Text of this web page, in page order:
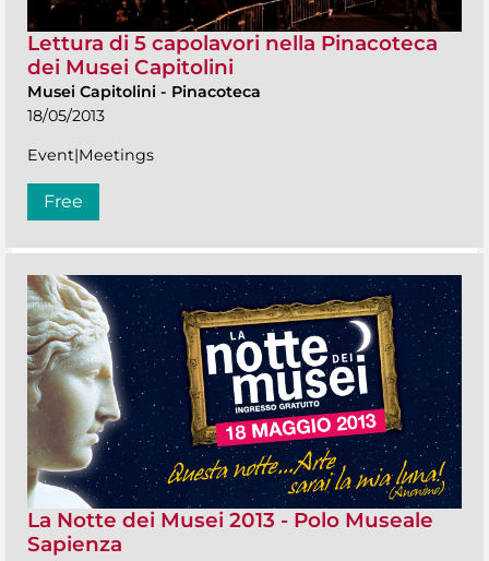
Lettura di 5 capolavori nella Pinacoteca
dei Musei Capitolini
Musei Capitolini - Pinacoteca
18/05/2013
Event|Meetings
Free
La Notte dei Musei 2013 - Polo Museale
Sapienza